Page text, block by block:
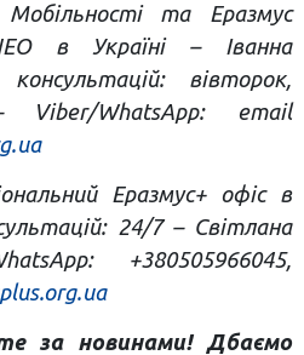
та Еразмус
в Україні – Іванна
вівторок,
WhatsApp: email
Еразмус+ офіс в
24/7 – Світлана
+380505966045,
за новинами! Дбаємо